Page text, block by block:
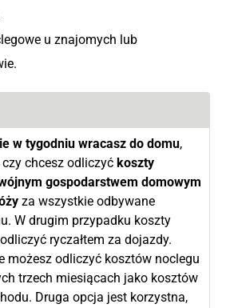
u znajomych lub
w tygodniu wracasz do domu,
chcesz odliczyć koszty
gospodarstwem domowym
za wszystkie odbywane
W drugim przypadku koszty
ryczałtem za dojazdy.
możesz odliczyć kosztów noclegu
trzech miesiącach jako kosztów
Druga opcja jest korzystna,